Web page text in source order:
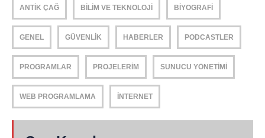
ANTIK ÇAĞ BILIM VE TEKNOLOJI BIYOGRAFI
GENEL GÜVENLIK HABERLER PODCASTLER
PROGRAMLAR PROJELERIM SUNUCU YÖNETIMI
WEB PROGRAMLAMA İNTERNET